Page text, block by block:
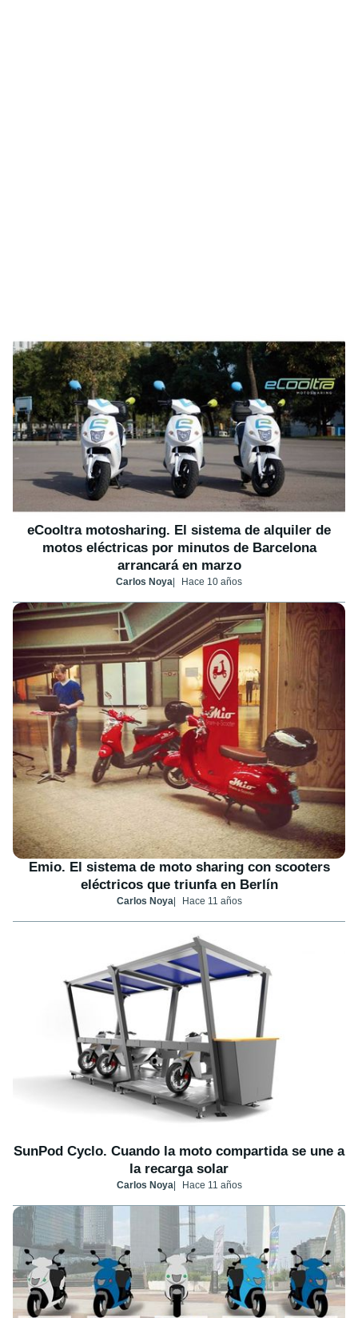
eCooltra motosharing. El sistema de alquiler de
motos eléctricas por minutos de Barcelona
arrancará en marzo
Carlos Noya Hace 10 años
Emio. El sistema de moto sharing con scooters
eléctricos que triunfa en Berlín
Carlos Noya Hace 11 años
SunPod Cyclo. Cuando la moto compartida se une a
la recarga solar
Carlos Noya Hace 11 años